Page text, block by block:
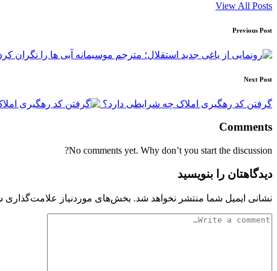
View All Posts
Post
navigation
Previous Post
Next Post
گرفتن کد رهگیری املاک چه شرایطی دارد؟
Comments
No comments yet. Why don’t you start the discussion?
دیدگاهتان را بنویسید
نشانی ایمیل شما منتشر نخواهد شد. بخش‌های موردنیاز علامت‌گذاری